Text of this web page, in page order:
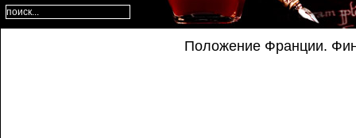
Положение Франции.